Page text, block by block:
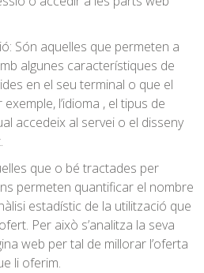
Són aquelles que permeten a
algunes característiques de
en el seu terminal o que el
l’idioma , el tipus de
accedeix al servei o el disseny
que o bé tractades per
permeten quantificar el nombre
estadístic de la utilització que
Per això s’analitza la seva
web per tal de millorar l’oferta
li oferim.